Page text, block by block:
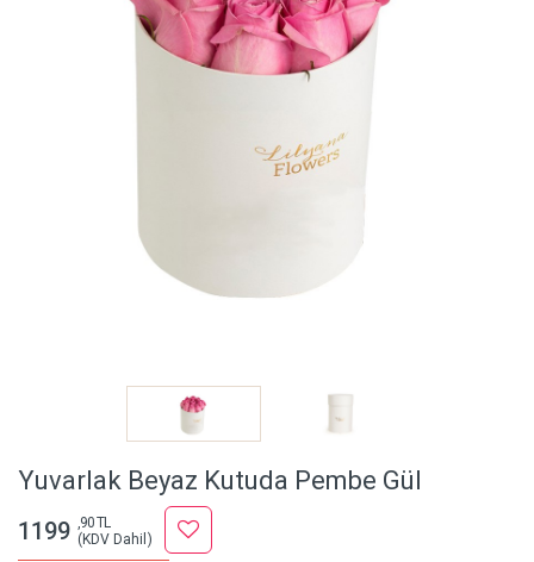
Yuvarlak Beyaz Kutuda Pembe Gül
1199 ,90 TL
(KDV Dahil)